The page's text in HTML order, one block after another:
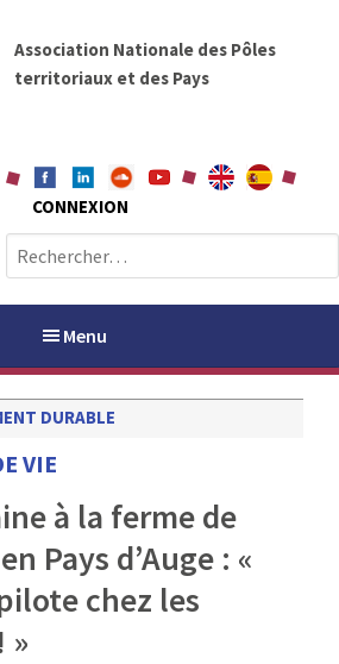
Association Nationale des Pôles
territoriaux et des Pays
CONNEXION
e
c
c
e
r
:
Menu
PAYS / PETR
ANPP
RENCONTRES
PUBLICATIONS
DURABLE
VIE
à la ferme de
Pays d’Auge : «
chez les
»